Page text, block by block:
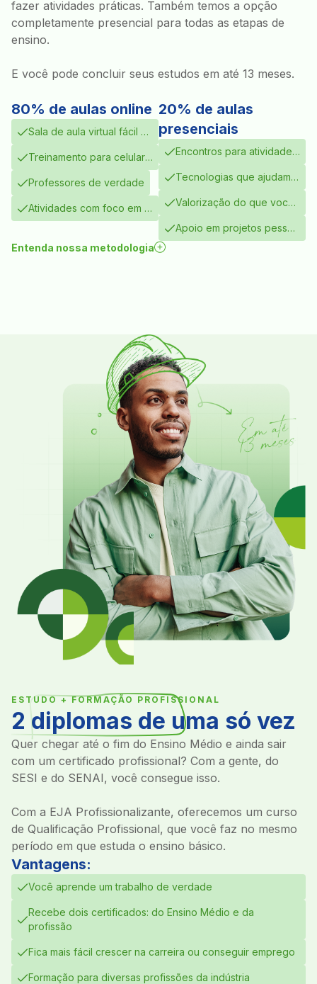
fazer atividades práticas. Também temos a opção
completamente presencial para todas as etapas de
ensino.
E você pode concluir seus estudos em até 13 meses.
80% de aulas online
Sala de aula virtual fácil d
Treinamento para celular
Professores de verdade
Atividades com foco em si
tuações reais
20% de aulas
presenciais
Encontros para atividades
Tecnologias que ajudam a
Valorização do que você j
Apoio em projetos pessoa
is
Entenda nossa metodologia
ESTUDO + FORMAÇÃO PROFISSIONAL
2 diplomas de uma só vez
Quer chegar até o fim do Ensino Médio e ainda sair
com um certificado profissional? Com a gente, do
SESI e do SENAI, você consegue isso.
Com a EJA Profissionalizante, oferecemos um curso
de Qualificação Profissional, que você faz no mesmo
período em que estuda o ensino básico.
Vantagens:
Você aprende um trabalho de verdade
Recebe dois certificados: do Ensino Médio e da
profissão
Fica mais fácil crescer na carreira ou conseguir emprego
Formação para diversas profissões da indústria